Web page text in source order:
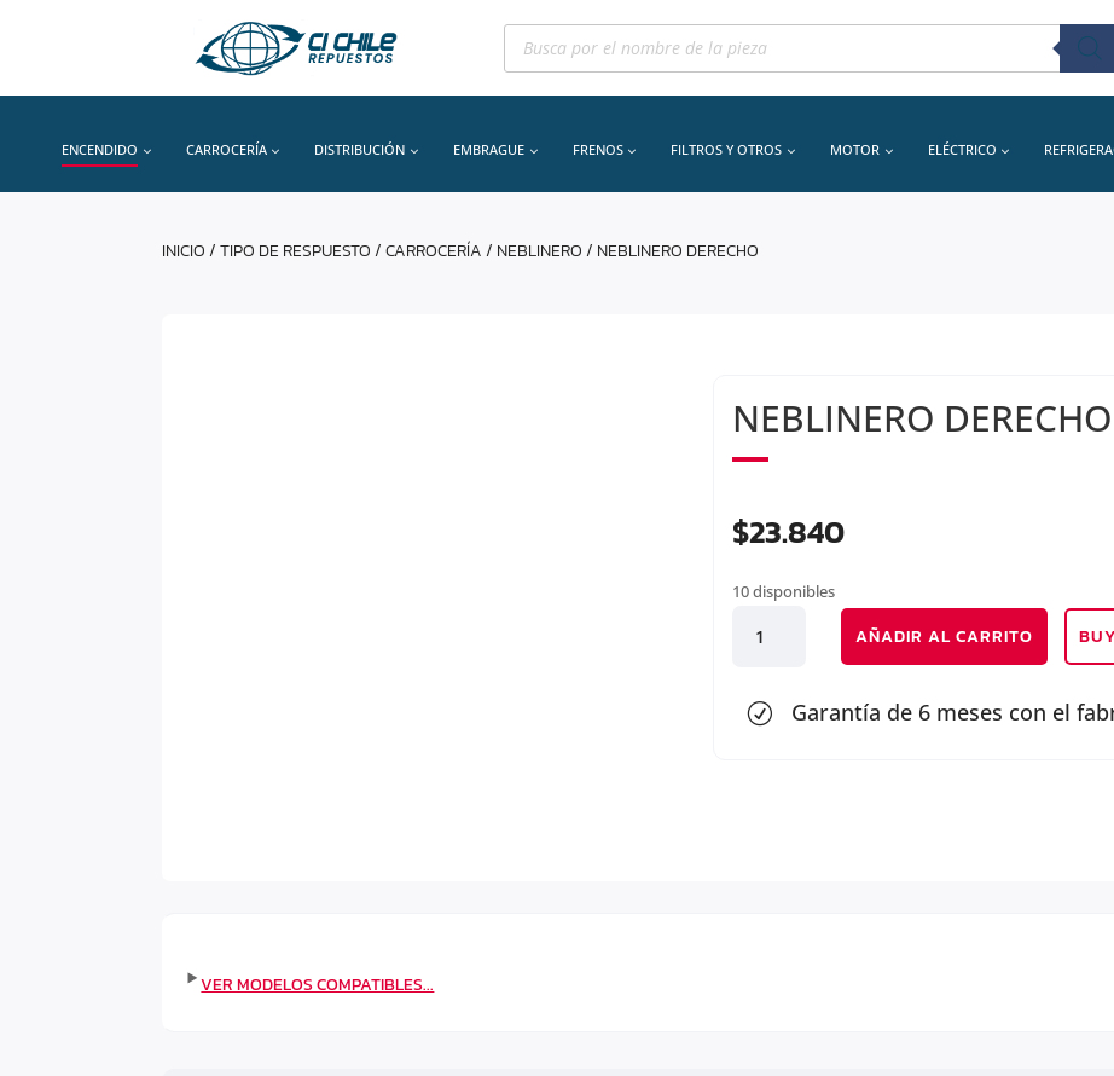
Búsqueda
productos
ENCENDIDO CARROCERÍA DISTRIBUCIÓN EMBRAGUE FRENOS FILTROS Y OTROS MOTOR ELÉCTRICO
INICIO/TIPO DE RESPUESTO/CARROCERÍA/ NEBLINERO/ NEBLINERO DERECHO
NEBLINERO DERECHO
$23.840
10 disponibles
DERECHO
AÑADIR AL CARRITO
R Garantía de 6 meses con el